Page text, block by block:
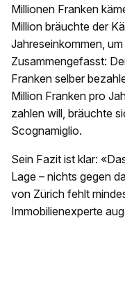
Millionen Franken
Million bräuchte der
Jahreseinkommen,
Zusammengefasst:
Franken selber
Million Franken pro
zahlen will, bräuchte
Scognamiglio.
Sein Fazit ist klar:
Lage – nichts gegen
von Zürich fehlt
Immobilienexperte